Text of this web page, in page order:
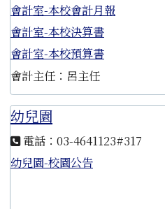
會計室-本校會計月報
會計室-本校決算書
會計室-本校預算書
會計主任：呂主任
幼兒園
電話：03-4641123#317
幼兒園-校園公告